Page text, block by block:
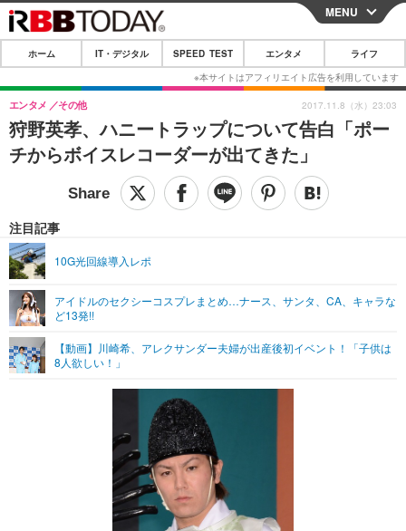
CLOSE
ホーム
IT・デジタル
IT・デジタルTOP スマートフォン
ガジェット・ツール
ショッピング その他
SPEED TEST
エンタメTOP 映画・ドラマ
グラビア
ショッピング その他
ライフTOP
その他
リリース一覧
プッシュ通知の停止方法
MENU
ホーム IT・デジタル SPEED TEST エンタメ ライフ
狩野英孝、ハニートラップについて告白「ポー
チからボイスレコーダーが出てきた」
エンタメ その他
注目記事
10G光回線導入レポ
アイドルのセクシーコスプレまとめ…ナース、サンタ、CA、キャラな
ど13発!!
【動画】川崎希、アレクサンダー夫婦が出産後初イベント！「子供は
8人欲しい！」
2017.11.8（水）23:03